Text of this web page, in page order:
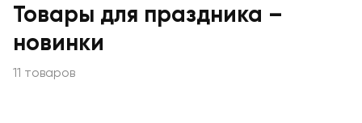
Товары для праздника –
новинки
11 товаров